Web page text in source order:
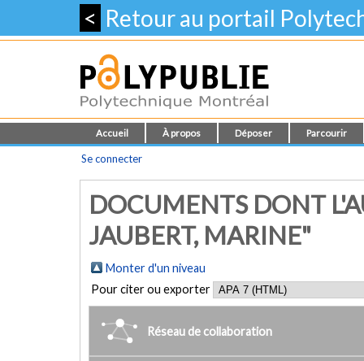
< Retour au portail
Accueil À propos Déposer Parcourir
Se connecter
DOCUMENTS DONT
JAUBERT, MARINE"
Monter d'un niveau
Pour citer ou exporter
Réseau de collaboration